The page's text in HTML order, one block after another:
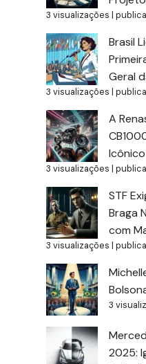
3 visualizações |
Brasil
Geral
3 visualizações |
A
3 visualizações |
STF
Braga
com
3 visualizações |
3
2025: